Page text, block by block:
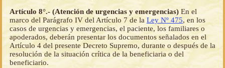
Artículo 8°.- (Atención de urgencias y emergencias) En el
marco del Parágrafo IV del Artículo 7 de la Ley Nº 475, en los
casos de urgencias y emergencias, el paciente, los familiares o
apoderados, deberán presentar los documentos señalados en el
Artículo 4 del presente Decreto Supremo, durante o después de la
resolución de la situación crítica de la beneficiaria o del
beneficiario.